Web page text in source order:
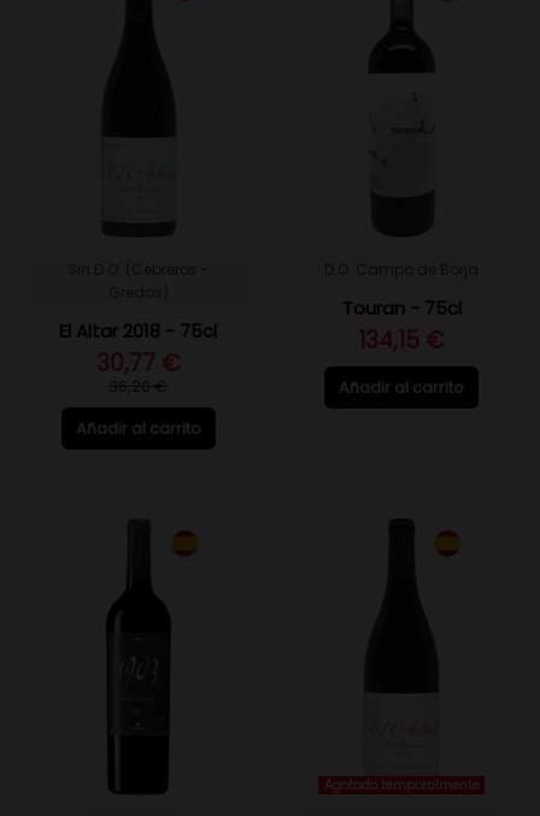
El Altar 2018 - 75cl
30,77 €
36,20 €
Añadir al carrito
Touran - 75cl
134,15 €
Añadir al carrito
Agotado temporalmente